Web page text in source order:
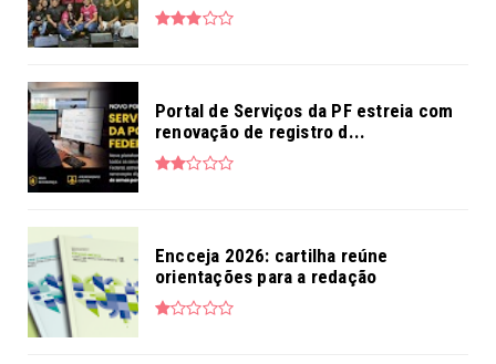
Portal de Serviços da PF estreia com
renovação de registro d...
Encceja 2026: cartilha reúne
orientações para a redação